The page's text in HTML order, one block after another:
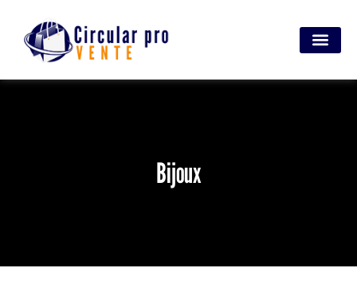
Bijoux